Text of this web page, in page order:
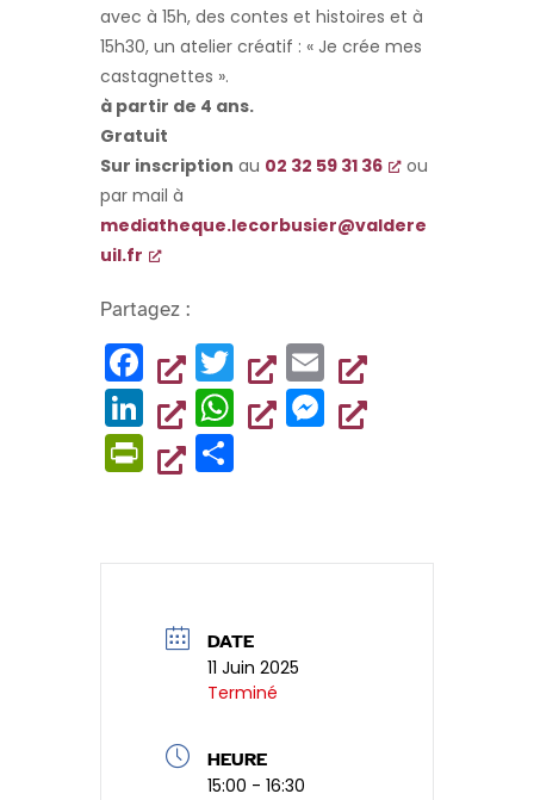
avec à 15h, des contes et histoires et à
15h30, un atelier créatif : « Je crée mes
castagnettes ».
à partir de 4 ans.
Gratuit
Sur inscription au 02 32 59 31 36
ou
par mail à
mediatheque.lecorbusier@valdere
uil.fr
Partagez :
F
a
c
e
o
T
wi
tt
E
m
ai
Li
n
k
dI
W
h
A
p
M
es
g
Pr
in
ri
g
DATE
11 Juin 2025
Terminé
HEURE
15:00 - 16:30